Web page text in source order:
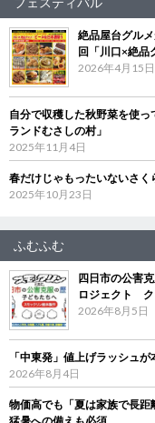
絶品屋台グル
回「川口×絶品
2026年4月15日
自分で収穫した秋野菜を使
ランドむさしの村」
2025年11月4日
春だけじゃもったいないさ
2025年10月23日
ふむふむ
四日市の公害
ロジェクト ク
2026年8月5日
「中東発」値上げラッシュ
2026年8月4日
物価高でも「夏は家族で長